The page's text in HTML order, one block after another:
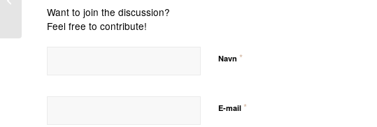
Want to join the discussion?
Feel free to contribute!
Navn *
E-mail *
med saunagus